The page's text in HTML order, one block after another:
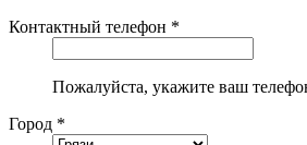
Контактный телефон *
Пожалуйста, укажите ваш
Город *